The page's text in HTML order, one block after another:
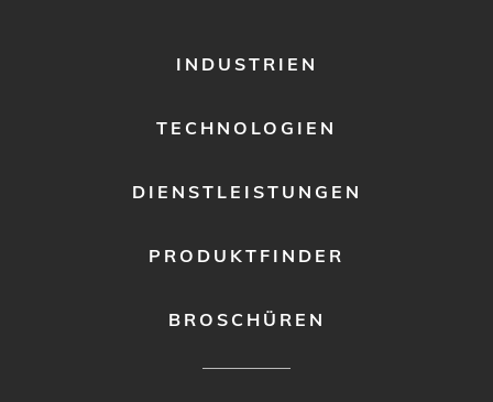
INDUSTRIEN
TECHNOLOGIEN
DIENSTLEISTUNGEN
PRODUKTFINDER
BROSCHÜREN